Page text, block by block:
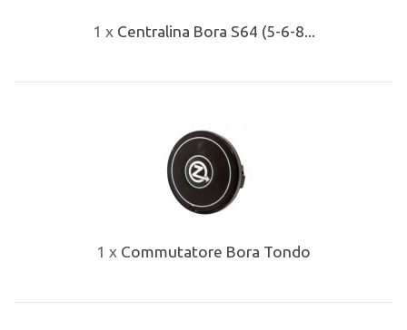
1 x Centralina Bora S64 (5-6-8...
1 x Commutatore Bora Tondo